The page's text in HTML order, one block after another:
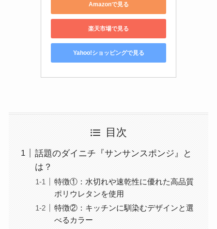
Amazonで見る
楽天市場で見る
Yahoo!ショッピングで見る
目次
話題のダイニチ『サンサンスポンジ』と
は？
特徴①：水切れや速乾性に優れた高品質
ポリウレタンを使用
特徴②：キッチンに馴染むデザインと選
べるカラー